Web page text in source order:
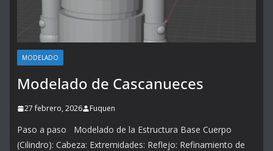
MODELADO
Modelado de Cascanueces
27 febrero, 2026 Fuquen
Paso a paso Modelado de la Estructura Base Cuerpo
(Cilindro): Cabeza: Extremidades: Reflejo: Refinamiento de